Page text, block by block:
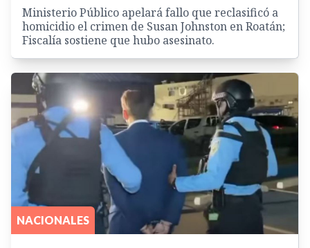
Ministerio Público apelará fallo que reclasificó a
homicidio el crimen de Susan Johnston en Roatán;
Fiscalía sostiene que hubo asesinato.
NACIONALES